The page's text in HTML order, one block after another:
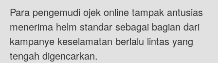
Para pengemudi ojek online tampak antusias
menerima helm standar sebagai bagian dari
kampanye keselamatan berlalu lintas yang
tengah digencarkan.